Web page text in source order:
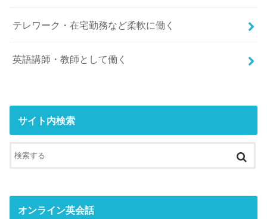
テレワーク・在宅勤務など柔軟に働く
英語講師・教師として働く
サイト内検索
オンライン英会話